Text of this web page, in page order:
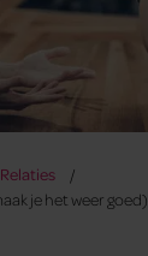
je het weer goed)